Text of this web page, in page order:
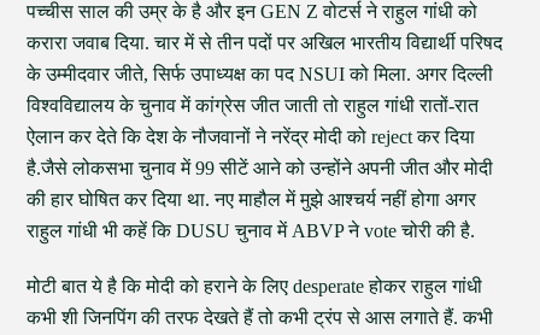
पच्चीस साल की उम्र के है और इन GEN Z वोटर्स ने राहुल गांधी को
करारा जवाब दिया. चार में से तीन पदों पर अखिल भारतीय विद्यार्थी परिषद
के उम्मीदवार जीते, सिर्फ उपाध्यक्ष का पद NSUI को मिला. अगर दिल्ली
विश्वविद्यालय के चुनाव में कांग्रेस जीत जाती तो राहुल गांधी रातों-रात
ऐलान कर देते कि देश के नौजवानों ने नरेंद्र मोदी को reject कर दिया
है.जैसे लोकसभा चुनाव में 99 सीटें आने को उन्होंने अपनी जीत और मोदी
की हार घोषित कर दिया था. नए माहौल में मुझे आश्चर्य नहीं होगा अगर
राहुल गांधी भी कहें कि DUSU चुनाव में ABVP ने vote चोरी की है.
मोटी बात ये है कि मोदी को हराने के लिए desperate होकर राहुल गांधी
कभी शी जिनपिंग की तरफ देखते हैं तो कभी ट्रंप से आस लगाते हैं. कभी